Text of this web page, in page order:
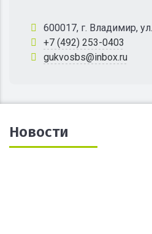
600017, г. Владимир,
+7 (492) 253-0403
gukvosbs@inbox.ru
Новости